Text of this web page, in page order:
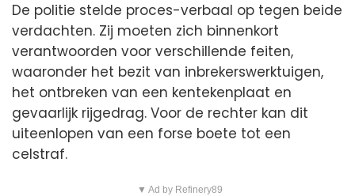
De politie stelde proces-verbaal op tegen beide
verdachten. Zij moeten zich binnenkort
verantwoorden voor verschillende feiten,
waaronder het bezit van inbrekerswerktuigen,
het ontbreken van een kentekenplaat en
gevaarlijk rijgedrag. Voor de rechter kan dit
uiteenlopen van een forse boete tot een
celstraf.
▼ Ad by Refinery89